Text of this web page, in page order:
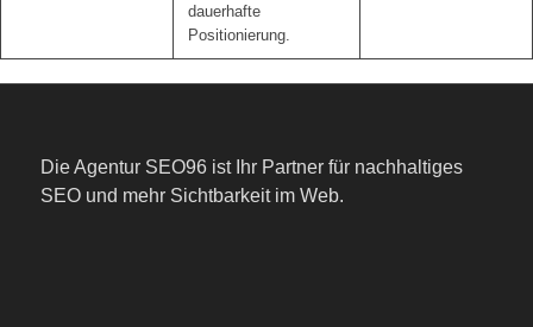
dauerhafte
Positionierung.
Die Agentur SEO96 ist Ihr Partner für nachhaltiges
SEO und mehr Sichtbarkeit im Web.